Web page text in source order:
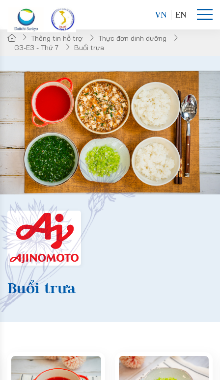
VN EN
Thông tin hỗ trợ
Thực đơn dinh dưỡng
G3-E3 - Thứ 7
Buổi trưa
Buổi trưa